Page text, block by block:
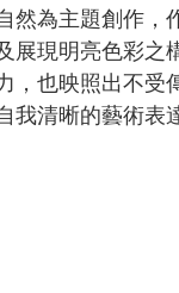
然為主題創作，
展現明亮色彩之
，也映照出不受
我清晰的藝術表